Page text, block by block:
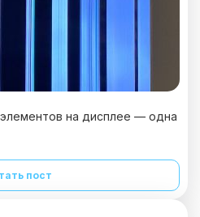
на дисплее — одна
пост